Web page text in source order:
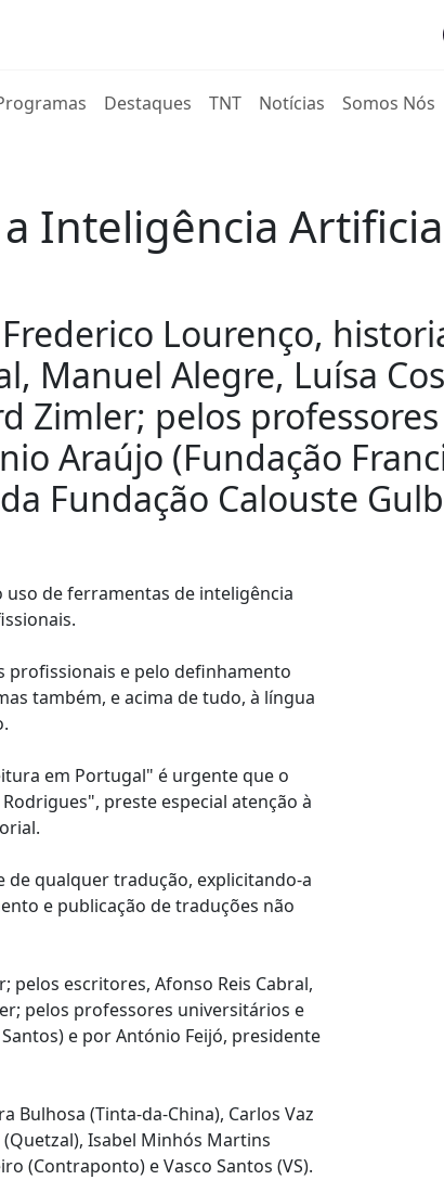
Destaques TNT Notícias Somos Nós
Inteligência
Lourenço,
Manuel Alegre, Luísa
Zimler; pelos
Araújo (Fundação
Fundação Calouste
de ferramentas de inteligência
profissionais e pelo definhamento
também, e acima de tudo, à língua
em Portugal" é urgente que o
preste especial atenção à
de qualquer tradução, explicitando-a
e publicação de traduções não
escritores, Afonso Reis Cabral,
pelos professores universitários e
e por António Feijó, presidente
(Tinta-da-China), Carlos Vaz
Isabel Minhós Martins
(Contraponto) e Vasco Santos (VS).